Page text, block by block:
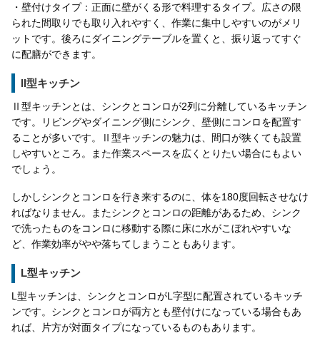
・壁付けタイプ：正面に壁がくる形で料理するタイプ。広さの限
られた間取りでも取り入れやすく、作業に集中しやすいのがメリ
ットです。後ろにダイニングテーブルを置くと、振り返ってすぐ
に配膳ができます。
II型キッチン
Ⅱ型キッチンとは、シンクとコンロが2列に分離しているキッチン
です。リビングやダイニング側にシンク、壁側にコンロを配置す
ることが多いです。Ⅱ型キッチンの魅力は、間口が狭くても設置
しやすいところ。また作業スペースを広くとりたい場合にもよい
でしょう。
しかしシンクとコンロを行き来するのに、体を180度回転させなけ
ればなりません。またシンクとコンロの距離があるため、シンク
で洗ったものをコンロに移動する際に床に水がこぼれやすいな
ど、作業効率がやや落ちてしまうこともあります。
L型キッチン
L型キッチンは、シンクとコンロがL字型に配置されているキッチ
ンです。シンクとコンロが両方とも壁付けになっている場合もあ
れば、片方が対面タイプになっているものもあります。